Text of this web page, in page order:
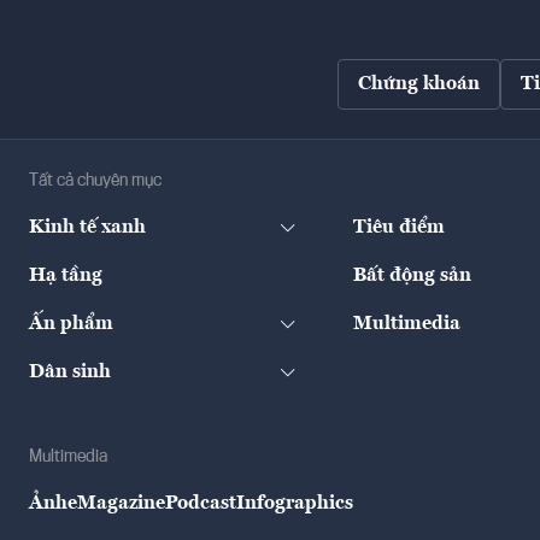
Chứng khoán
Tất cả chuyên mục
Kinh tế xanh Tiêu điểm
Hạ tầng Bất động sản
Ấn phẩm Multimedia
Dân sinh
Multimedia
ẢnheMagazinePodcastInfographics